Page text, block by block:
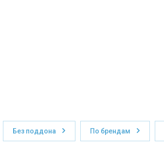
Без поддона По брендам